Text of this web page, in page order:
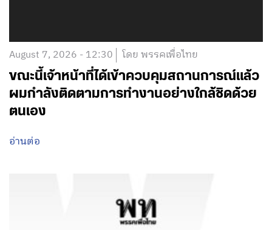
August 7, 2026 - 12:30 โดย พรรคเพื่อไทย
ขณะนี้เจ้าหน้าที่ได้เข้าควบคุมสถานการณ์แล้ว
ผมกำลังติดตามการทำงานอย่างใกล้ชิดด้วย
ตนเอง
อ่านต่อ